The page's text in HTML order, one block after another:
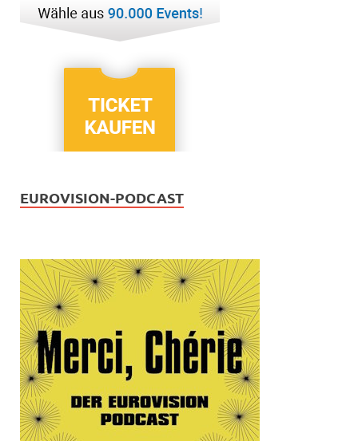
EUROVISION-PODCAST